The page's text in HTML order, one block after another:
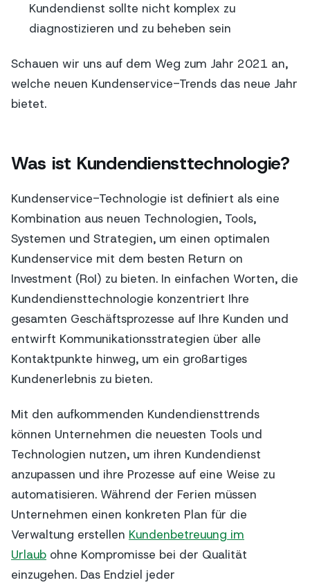
Kundendienst sollte nicht komplex zu
diagnostizieren und zu beheben sein
Schauen wir uns auf dem Weg zum Jahr 2021 an,
welche neuen Kundenservice-Trends das neue Jahr
bietet.
Was ist Kundendiensttechnologie?
Kundenservice-Technologie ist definiert als eine
Kombination aus neuen Technologien, Tools,
Systemen und Strategien, um einen optimalen
Kundenservice mit dem besten Return on
Investment (RoI) zu bieten. In einfachen Worten, die
Kundendiensttechnologie konzentriert Ihre
gesamten Geschäftsprozesse auf Ihre Kunden und
entwirft Kommunikationsstrategien über alle
Kontaktpunkte hinweg, um ein großartiges
Kundenerlebnis zu bieten.
Mit den aufkommenden Kundendiensttrends
können Unternehmen die neuesten Tools und
Technologien nutzen, um ihren Kundendienst
anzupassen und ihre Prozesse auf eine Weise zu
automatisieren. Während der Ferien müssen
Unternehmen einen konkreten Plan für die
Verwaltung erstellen Kundenbetreuung im
Urlaub ohne Kompromisse bei der Qualität
einzugehen. Das Endziel jeder